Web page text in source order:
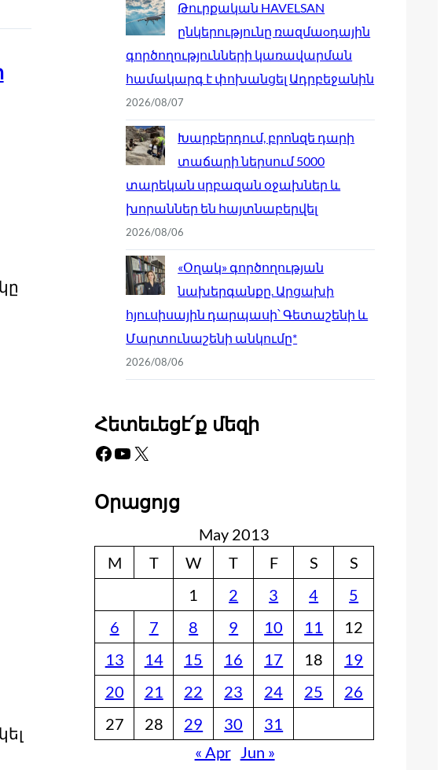
Թուրքական HAVELSAN
ընկերությունը ռազմաoդային
գործողությունների կառավարման
համակարգ է փոխանցել Ադրբեջանին
2026/08/07
Խարբերդում, բրոնզե դարի
տաճարի ներսում 5000
տարեկան սրբազան օջախներ և
խորաններ են հայտնաբերվել
2026/08/06
«Օղակ» գործողության
նախերգանքը. Արցախի
հյուսիսային դարպասի՝ Գետաշենի և
Մարտունաշենի անկումը*
2026/08/06
Հետեւեցէ՛ք մեզի
Facebook YouTube X
Օրացոյց
May 2013
M
T W T F S
S
1
2 3 4
5
6
7 8 9 10 11
12
13
14 15 16 17 18
19
20
21 22 23 24 25
26
27
28 29 30
31
« Apr
Jun »